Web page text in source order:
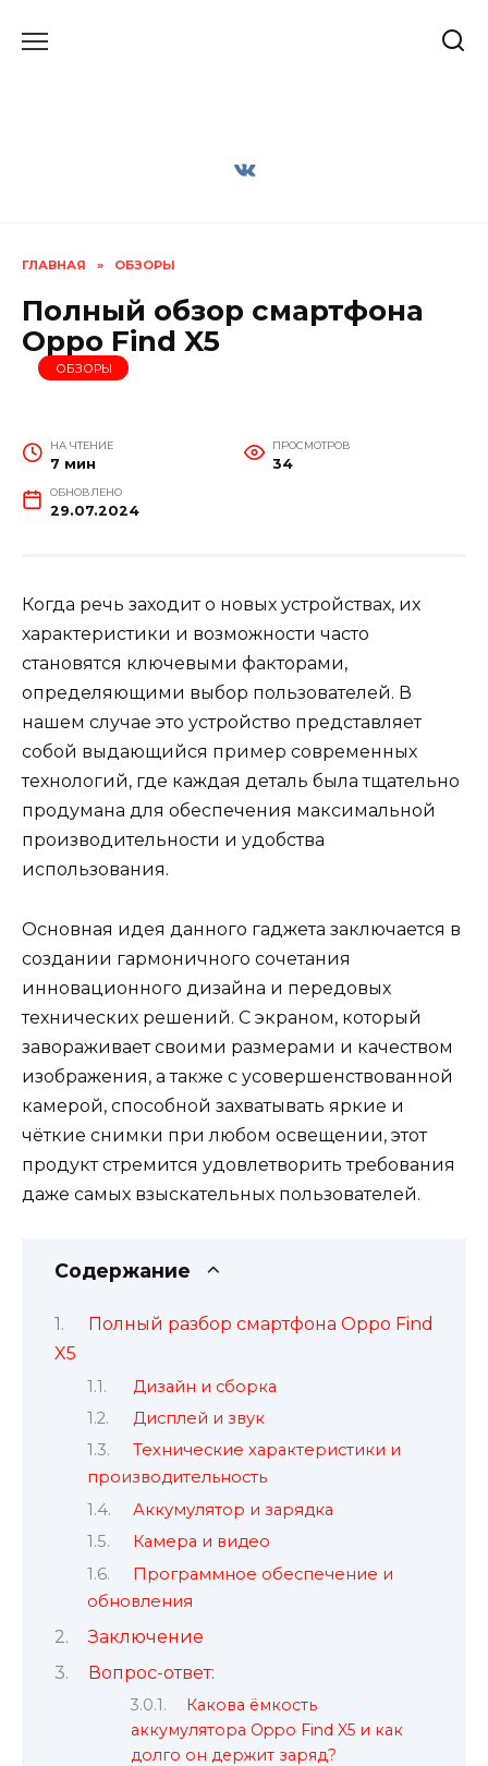
ГЛАВНАЯ » ОБЗОРЫ
Полный обзор смартфона
Oppo Find X5
ОБЗОРЫ
НА ЧТЕНИЕ
7 мин
ПРОСМОТРОВ
34
ОБНОВЛЕНО
29.07.2024
Когда речь заходит о новых устройствах, их
характеристики и возможности часто
становятся ключевыми факторами,
определяющими выбор пользователей. В
нашем случае это устройство представляет
собой выдающийся пример современных
технологий, где каждая деталь была тщательно
продумана для обеспечения максимальной
производительности и удобства
использования.
Основная идея данного гаджета заключается в
создании гармоничного сочетания
инновационного дизайна и передовых
технических решений. С экраном, который
завораживает своими размерами и качеством
изображения, а также с усовершенствованной
камерой, способной захватывать яркие и
чёткие снимки при любом освещении, этот
продукт стремится удовлетворить требования
даже самых взыскательных пользователей.
Содержание
Полный разбор смартфона Oppo Find
X5
Дизайн и сборка
Дисплей и звук
Технические характеристики и
производительность
Аккумулятор и зарядка
Камера и видео
Программное обеспечение и
обновления
Заключение
Вопрос-ответ:
Какова ёмкость
аккумулятора Oppo Find X5 и как
долго он держит заряд?